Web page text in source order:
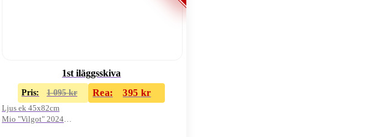
1st iläggsskiva
Pris: 1 095kr Rea: 395 kr
Ljus ek 45x82cm
Mio "Vilgot" 2024